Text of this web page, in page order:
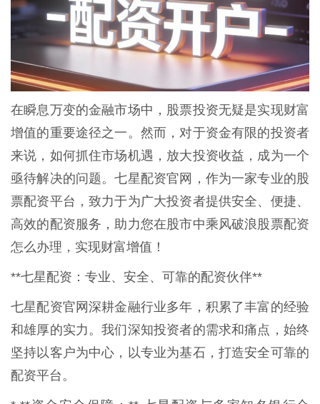
在瞬息万变的金融市场中，股票投资无疑是实现财富
增值的重要途径之一。然而，对于资金有限的投资者
来说，如何抓住市场机遇，放大投资收益，成为一个
亟待解决的问题。七星配资官网，作为一家专业的股
票配资平台，致力于为广大投资者提供安全、便捷、
高效的配资服务，助力您在股市中乘风破浪股票配资
怎么办理，实现财富增值！
**七星配资：专业、安全、可靠的配资伙伴**
七星配资官网深耕金融行业多年，积累了丰富的经验
和雄厚的实力。我们深知投资者的需求和痛点，始终
坚持以客户为中心，以专业为基石，打造安全可靠的
配资平台。